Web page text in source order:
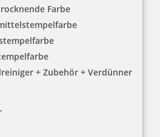
Farbe
+ Zubehör + Verdünner